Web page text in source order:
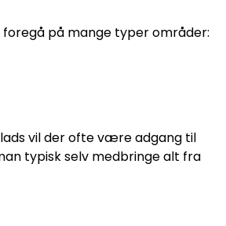
på mange typer områder:
vil der ofte være adgang til
typisk selv medbringe alt fra